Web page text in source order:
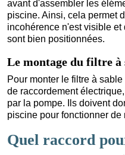
avant d'assembler les
piscine. Ainsi, cela permet
incohérence n'est visible
sont bien positionnées.
Le montage du filtre à
Pour monter le filtre à
de raccordement
par la pompe. Ils doivent
piscine pour fonctionner de
Quel raccord